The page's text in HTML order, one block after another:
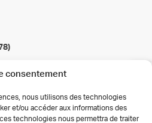
consentement
nous utilisons des technologies
et/ou accéder aux informations des
technologies nous permettra de traiter